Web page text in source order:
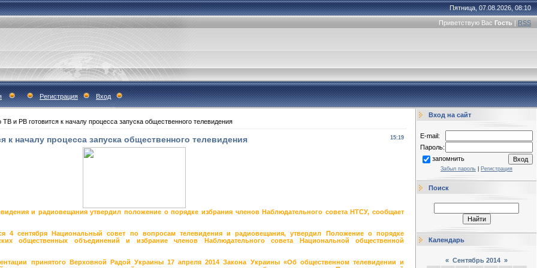
Пятница, 07.08.2026, 08:10
Приветствую Вас Гость | RSS
Регистрация Вход
и РВ готовится к началу процесса запуска общественного телевидения
15:19
к началу процесса запуска общественного телевидения
и радиовещания утвердил положение о порядке избрания членов Наблюдательного совета НТСУ, сообщает
4 сентября Национальный совет по вопросам телевидения и радиовещания, утвердил Положение о порядке
общественных объединений и избрание членов Наблюдательного совета Национальной общественной
принятого Верховной Радой Украины 17 апреля 2014 Закона Украины «Об общественном телевидении и
Вход на сайт
E-mail:
Пароль:
запомнить
Забыл пароль Регистрация
Поиск
Календарь
« Сентябрь 2014 »